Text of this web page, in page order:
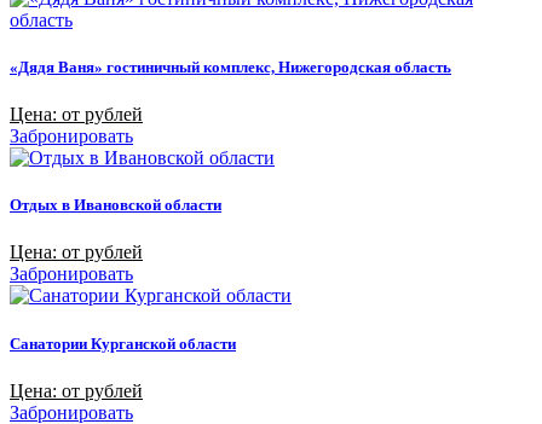
«Дядя Ваня» гостиничный комплекс, Нижегородская область
Цена: от рублей
Забронировать
Отдых в Ивановской области
Цена: от рублей
Забронировать
Санатории Курганской области
Цена: от рублей
Забронировать